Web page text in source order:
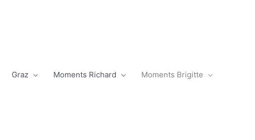
Graz Moments Richard Moments Brigitte